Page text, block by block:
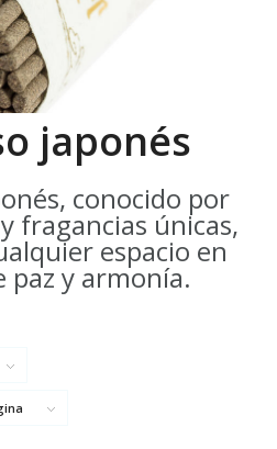
japonés
conocido por
fragancias únicas,
espacio en
paz y armonía.